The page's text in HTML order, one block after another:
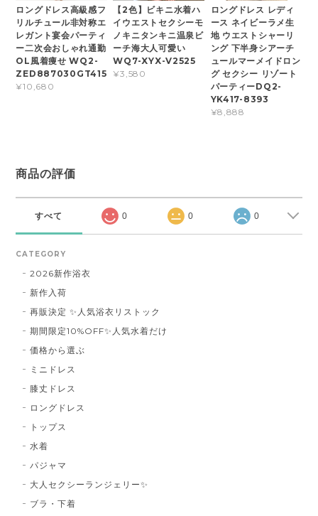
ロングドレス高級感フ
リルチュール非対称エ
レガント宴会パーティ
ー二次会おしゃれ通勤
OL風着痩せ WQ2-
ZED887030GT415
¥10,680
【2色】ビキニ水着ハ
イウエストセクシーモ
ノキニタンキニ温泉ビ
ーチ海大人可愛い
WQ7-XYX-V2525
¥3,580
ロングドレス レディ
ース ネイビーラメ生
地 ウエストシャーリ
ング 下半身シアーチ
ュールマーメイドロン
グ セクシー リゾート
パーティーDQ2-
YK417-8393
¥8,888
商品の評価
すべて 0 0 0
CATEGORY
2026新作浴衣
新作入荷
再販決定 ✨人気浴衣リストック
期間限定10%OFF✨人気水着だけ
価格から選ぶ
ミニドレス
膝丈ドレス
ロングドレス
トップス
水着
パジャマ
大人セクシーランジェリー✨
ブラ・下着